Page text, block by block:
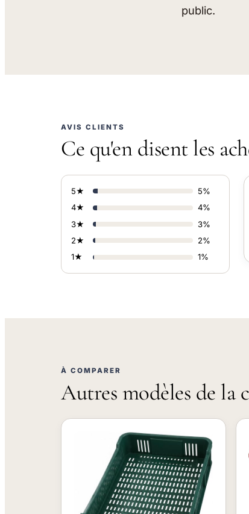
public.
AVIS CLIENTS
Ce qu'en disent les
5★
5%
4★
4%
3★
3%
2★
2%
1★
1%
À COMPARER
Autres modèles de la